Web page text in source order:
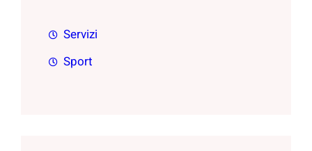
Servizi
Sport